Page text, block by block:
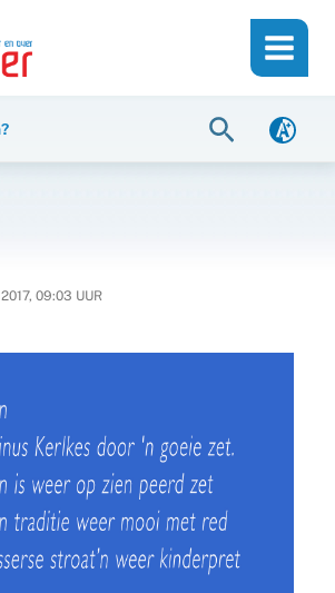
Zoeken
09:03 UUR